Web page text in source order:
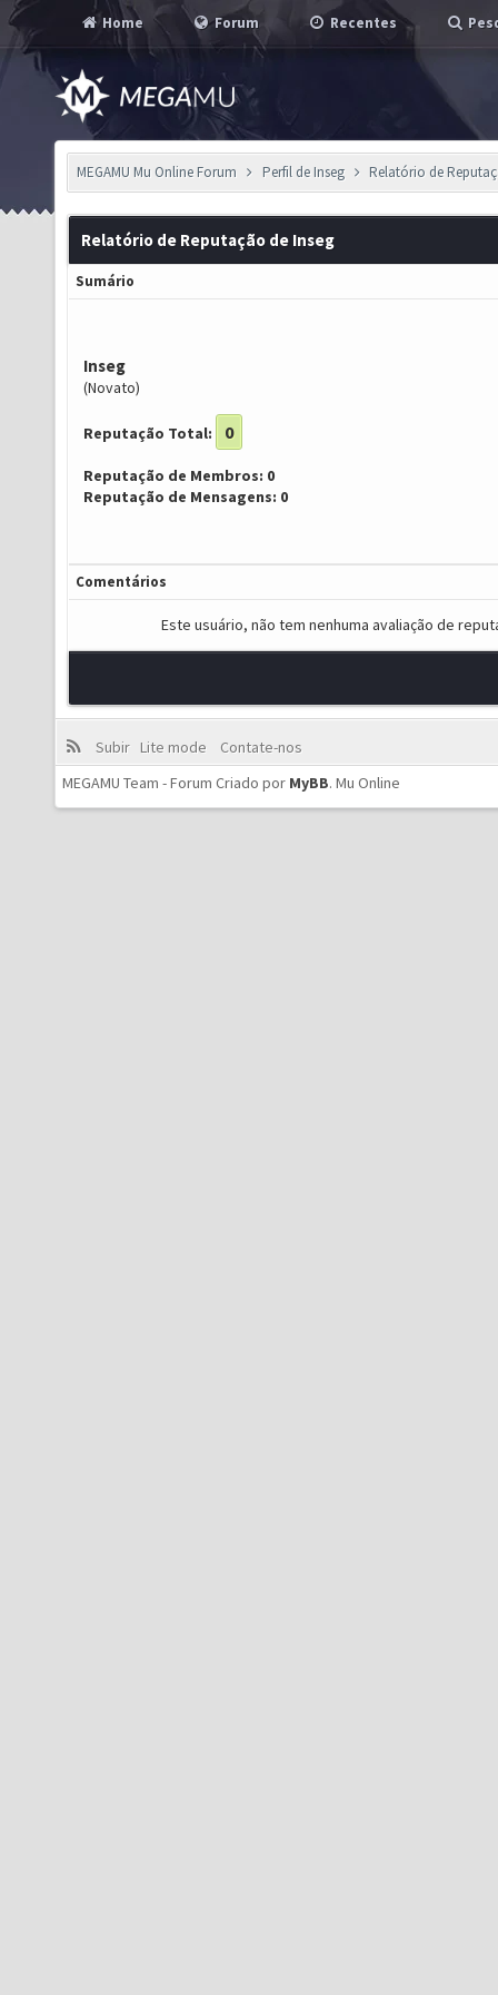
Home Forum Recentes
MEGAMU Mu Online Forum Perfil de Inseg Relatório de
Relatório de Reputação de Inseg
Sumário
Inseg
(Novato)
Reputação Total: 0
Reputação de Membros: 0
Reputação de Mensagens: 0
Comentários
Este usuário, não tem nenhuma avaliação de
Subir Lite mode
Contate-nos
MEGAMU Team - Forum Criado por MyBB. Mu Online